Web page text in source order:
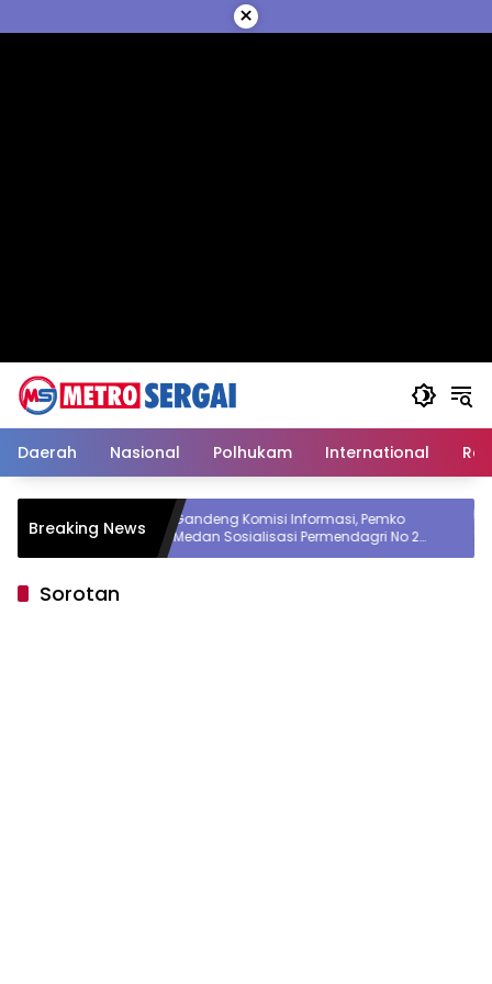
ke
×
Daerah Nasional Polhukam International
Breaking News
Gandeng Komisi Informasi, Pemko
Medan Sosialisasi Permendagri No 2
Tahun 2026
Gubernur
dr M
Regional
Sorotan